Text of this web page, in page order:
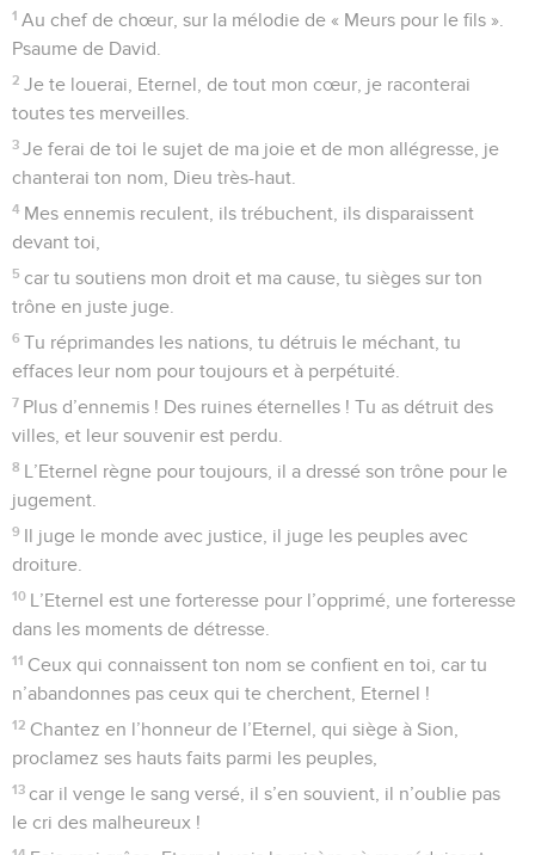
1 Au chef de chœur, sur la mélodie de « Meurs pour le fils ».
Psaume de David.
2 Je te louerai, Eternel, de tout mon cœur, je raconterai
toutes tes merveilles.
3 Je ferai de toi le sujet de ma joie et de mon allégresse, je
chanterai ton nom, Dieu très-haut.
4 Mes ennemis reculent, ils trébuchent, ils disparaissent
devant toi,
5 car tu soutiens mon droit et ma cause, tu sièges sur ton
trône en juste juge.
6 Tu réprimandes les nations, tu détruis le méchant, tu
effaces leur nom pour toujours et à perpétuité.
7 Plus d’ennemis ! Des ruines éternelles ! Tu as détruit des
villes, et leur souvenir est perdu.
8 L’Eternel règne pour toujours, il a dressé son trône pour le
jugement.
9 Il juge le monde avec justice, il juge les peuples avec
droiture.
10 L’Eternel est une forteresse pour l’opprimé, une forteresse
dans les moments de détresse.
11 Ceux qui connaissent ton nom se confient en toi, car tu
n’abandonnes pas ceux qui te cherchent, Eternel !
12 Chantez en l’honneur de l’Eternel, qui siège à Sion,
proclamez ses hauts faits parmi les peuples,
13 car il venge le sang versé, il s’en souvient, il n’oublie pas
le cri des malheureux !